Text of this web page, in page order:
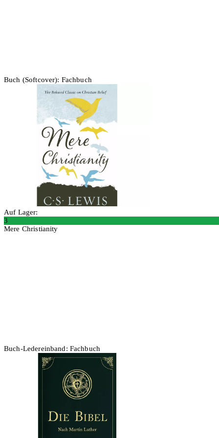
Buch (Softcover): Fachbuch
Auf Lager:
3
Mere Christianity
Buch-Ledereinband: Fachbuch